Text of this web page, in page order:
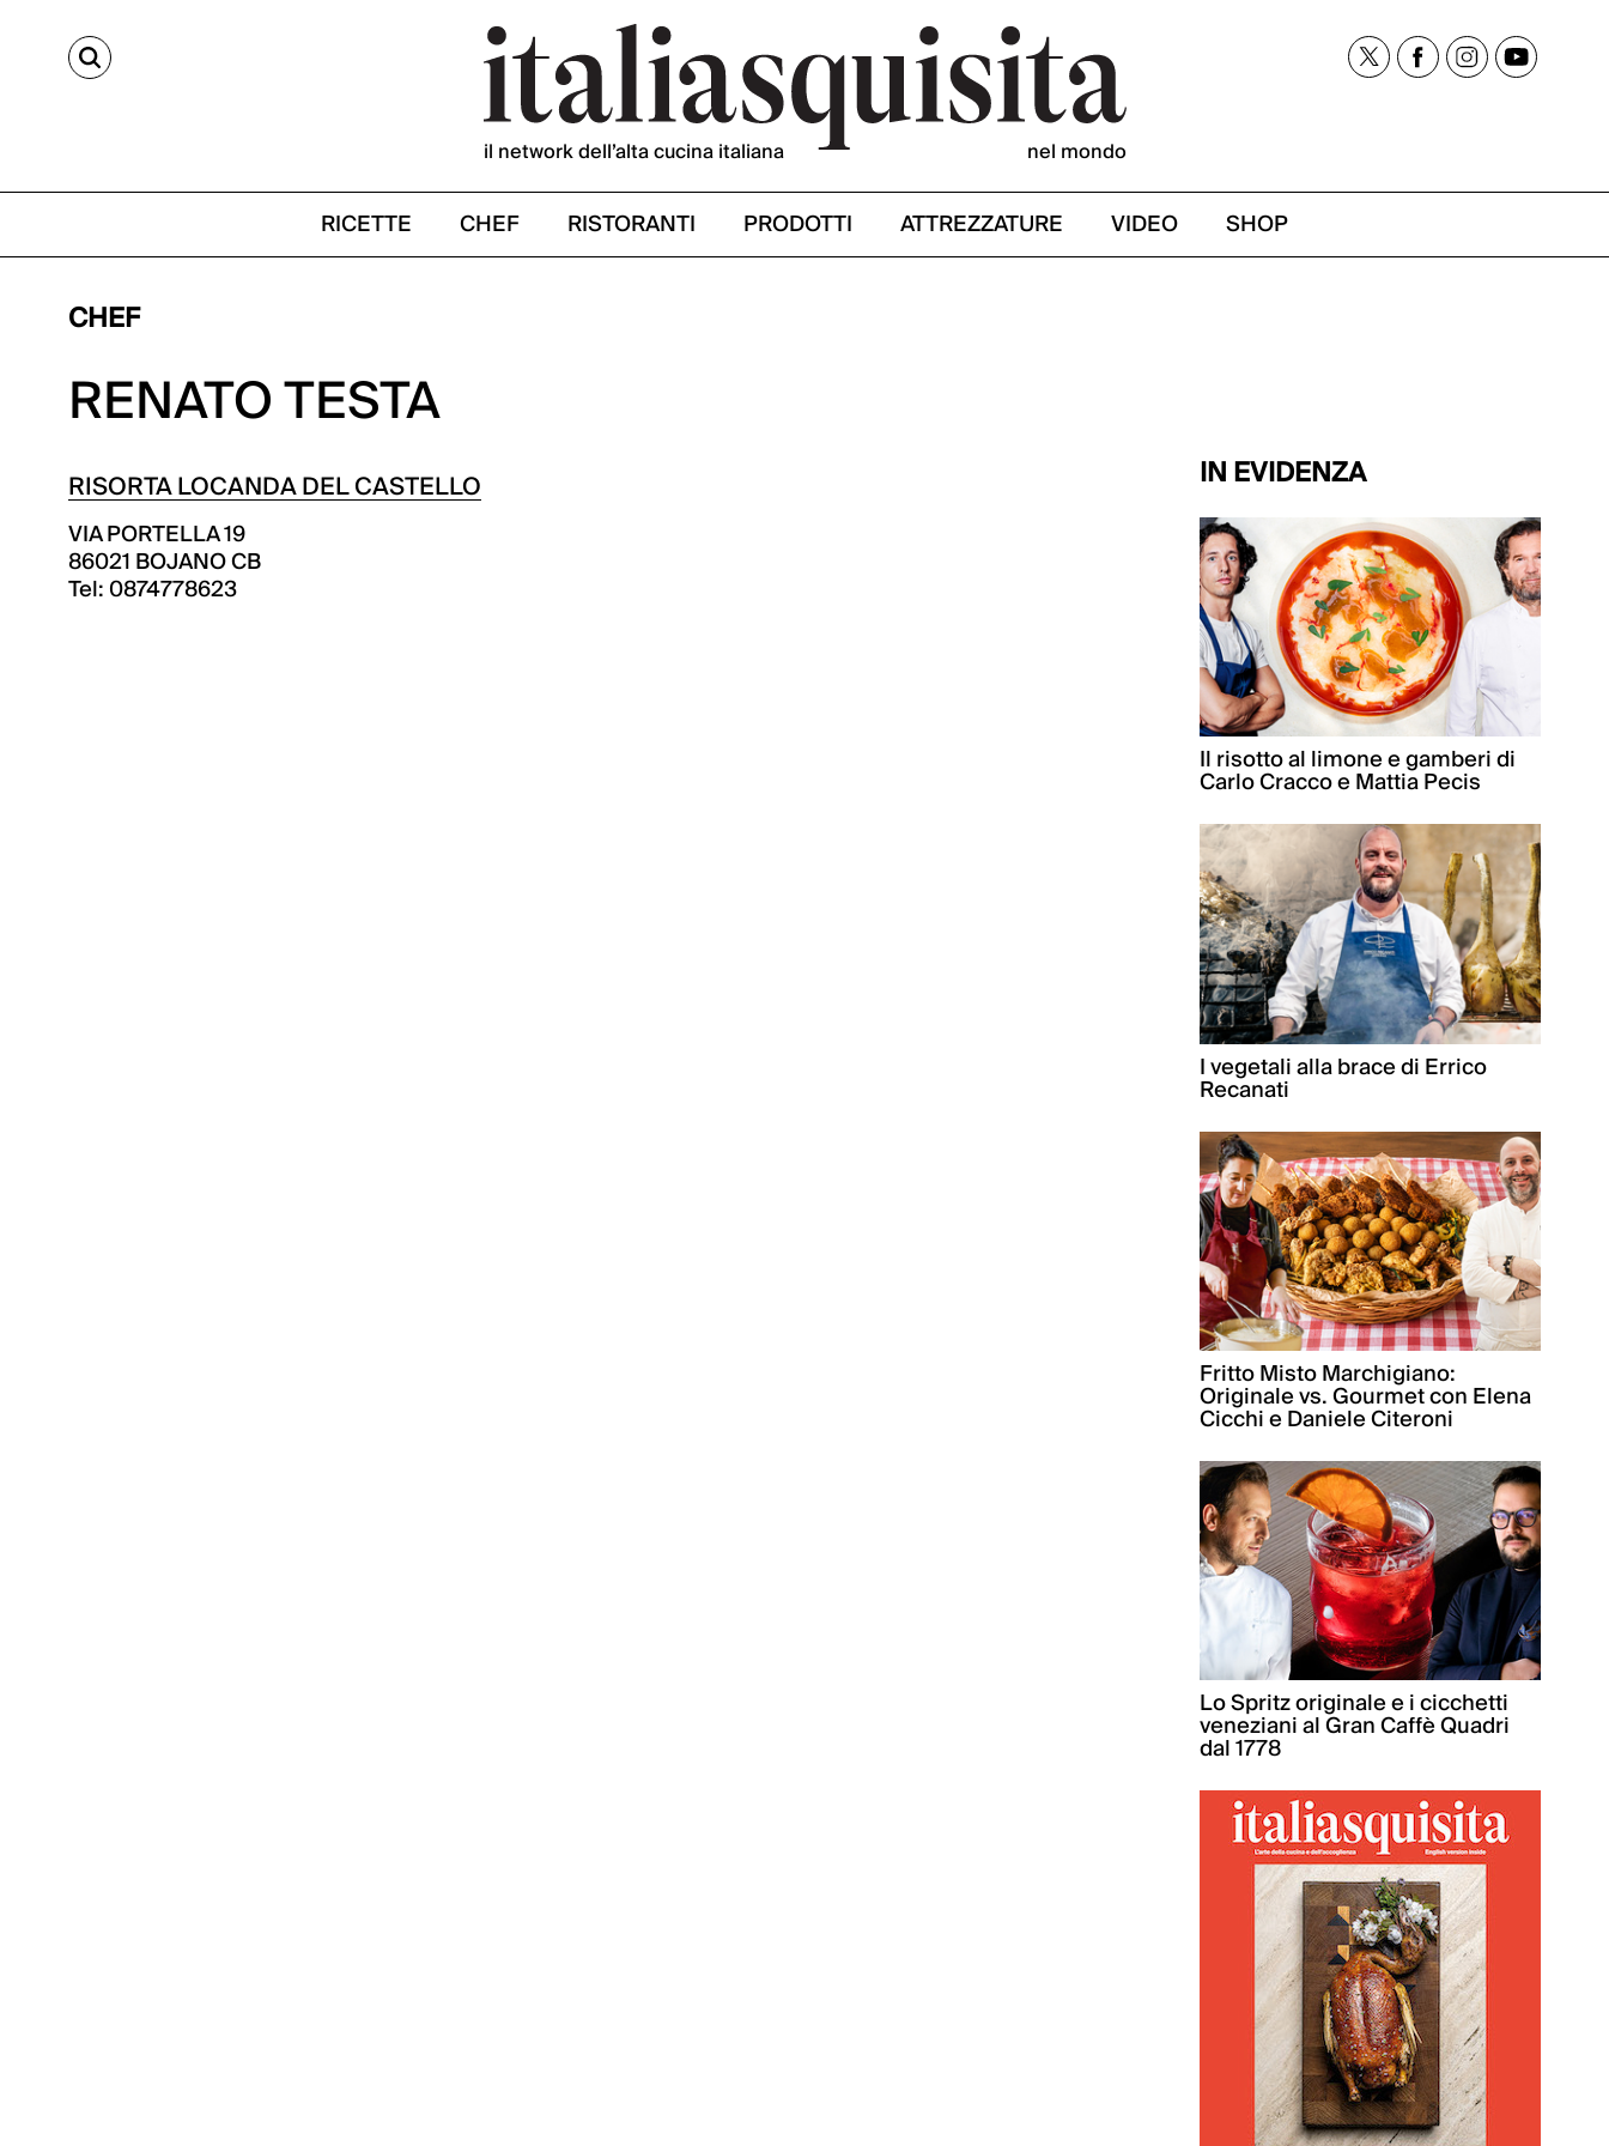
CERCA
il network dell’alta cucina italiana nel mondo
RICETTE CHEF RISTORANTI PRODOTTI ATTREZZATURE VIDEO SHOP
CHEF
RENATO TESTA
RISORTA LOCANDA DEL CASTELLO
VIA PORTELLA 19
86021 BOJANO CB
Tel: 0874778623
IN EVIDENZA
Il risotto al limone e gamberi di
Carlo Cracco e Mattia Pecis
I vegetali alla brace di Errico
Recanati
Fritto Misto Marchigiano:
Originale vs. Gourmet con Elena
Cicchi e Daniele Citeroni
Lo Spritz originale e i cicchetti
veneziani al Gran Caffè Quadri
dal 1778